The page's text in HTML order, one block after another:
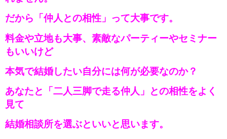
だから「仲人との相性」って大事です。
料金や立地も大事、素敵なパーティーやセミナー
もいいけど
本気で結婚したい自分には何が必要なのか？
あなたと「二人三脚で走る仲人」との相性をよく
見て
結婚相談所を選ぶといいと思います。